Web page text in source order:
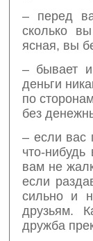
– перед
сколько
ясная, вы
– бывает и
деньги
по
без
– если вас
что-
вам не
если
сильно и
друзьям.
дружба